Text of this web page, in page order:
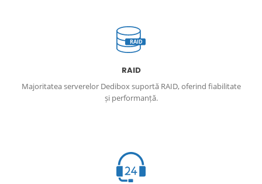
RAID
RAID
Majoritatea serverelor Dedibox suportă RAID, oferind fiabilitate
și performanță.